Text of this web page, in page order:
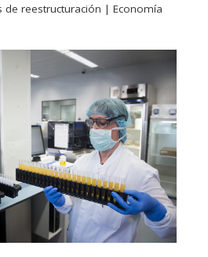
reestructuración | Economía